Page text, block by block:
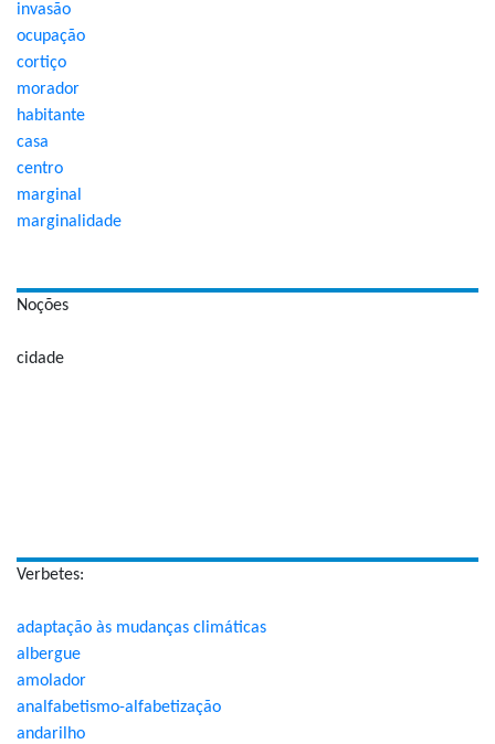
invasão
ocupação
cortiço
morador
habitante
casa
centro
marginal
marginalidade
Noções
cidade
Verbetes:
adaptação às mudanças climáticas
albergue
amolador
analfabetismo-alfabetização
andarilho